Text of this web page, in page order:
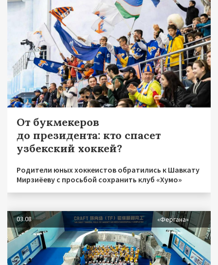
От букмекеров
до президента: кто спасет
узбекский хоккей?
Родители юных хоккеистов обратились к Шавкату
Мирзиёеву с просьбой сохранить клуб «Хумо»
03.08 «Фергана»